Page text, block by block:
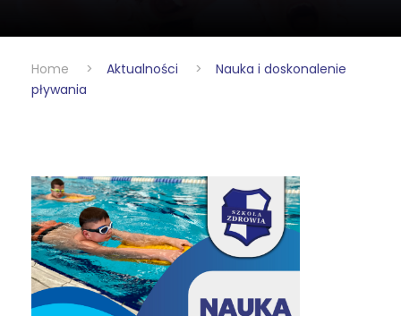
Home > Aktualności >
Nauka i doskonalenie
pływania